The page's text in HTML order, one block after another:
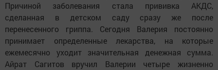
Причиной заболевания стала прививка АКДС,
сделанная в детском саду сразу же после
перенесенного гриппа. Сегодня Валерия постоянно
принимает определенные лекарства, на которые
ежемесячно уходит значительная денежная сумма.
Айрат Сагитов вручил Валерии четыре жизненно